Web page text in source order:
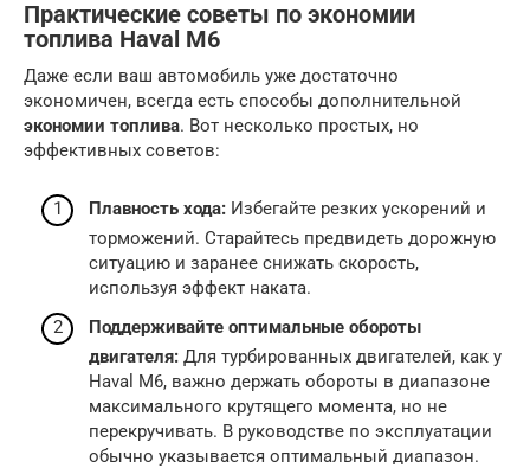
Практические советы по экономии
топлива Haval M6
Даже если ваш автомобиль уже достаточно
экономичен, всегда есть способы дополнительной
экономии топлива. Вот несколько простых, но
эффективных советов:
Плавность хода: Избегайте резких ускорений и
торможений. Старайтесь предвидеть дорожную
ситуацию и заранее снижать скорость,
используя эффект наката.
Поддерживайте оптимальные обороты
двигателя: Для турбированных двигателей, как у
Haval M6, важно держать обороты в диапазоне
максимального крутящего момента, но не
перекручивать. В руководстве по эксплуатации
обычно указывается оптимальный диапазон.